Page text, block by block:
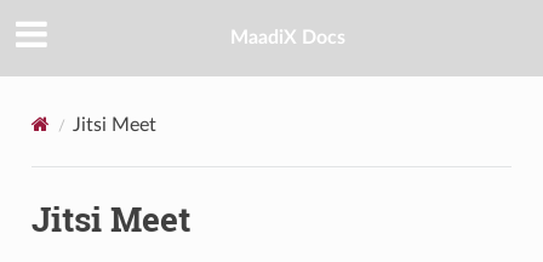
MaadiX Docs
Jitsi Meet
Jitsi Meet